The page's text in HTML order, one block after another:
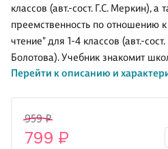
классов (авт.-сост. Г.С. Меркин), а
преемственность по отношению к
чтение" для 1-4 классов (авт.-
Болотова). Учебник знакомит
произведениями русской и
общеобразовательных
лицеев. Методический аппарат
Перейти к описанию и
959 ₽
799 ₽